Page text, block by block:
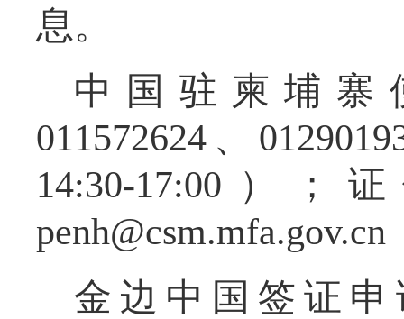
息。
中国驻柬埔寨
011572624、
14:30-17:00）；
金边中国签证